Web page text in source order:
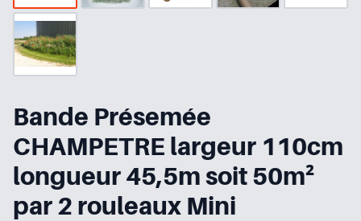
Bande Présemée
CHAMPETRE largeur 110cm
longueur 45,5m soit 50m²
par 2 rouleaux Mini